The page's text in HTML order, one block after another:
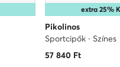
extra 25%
Pikolinos
Sportcipők · Színes
57 840Ft